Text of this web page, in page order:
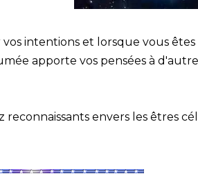
intentions et lorsque vous
apporte vos pensées à
envers les êtres